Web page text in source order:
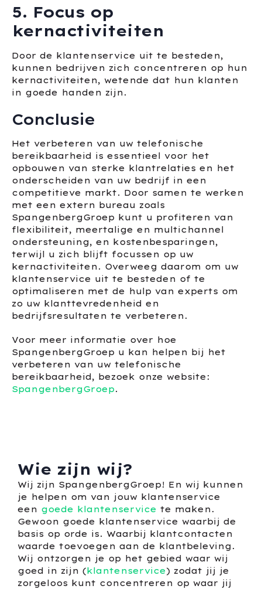
5. Focus op
kernactiviteiten
Door de klantenservice uit te besteden,
kunnen bedrijven zich concentreren op hun
kernactiviteiten, wetende dat hun klanten
in goede handen zijn.
Conclusie
Het verbeteren van uw telefonische
bereikbaarheid is essentieel voor het
opbouwen van sterke klantrelaties en het
onderscheiden van uw bedrijf in een
competitieve markt. Door samen te werken
met een extern bureau zoals
SpangenbergGroep kunt u profiteren van
flexibiliteit, meertalige en multichannel
ondersteuning, en kostenbesparingen,
terwijl u zich blijft focussen op uw
kernactiviteiten. Overweeg daarom om uw
klantenservice uit te besteden of te
optimaliseren met de hulp van experts om
zo uw klanttevredenheid en
bedrijfsresultaten te verbeteren.
Voor meer informatie over hoe
SpangenbergGroep u kan helpen bij het
verbeteren van uw telefonische
bereikbaarheid, bezoek onze website:
SpangenbergGroep.
Wie zijn wij?
Wij zijn SpangenbergGroep! En wij kunnen
je helpen om van jouw klantenservice
een goede klantenservice te maken.
Gewoon goede klantenservice waarbij de
basis op orde is. Waarbij klantcontacten
waarde toevoegen aan de klantbeleving.
Wij ontzorgen je op het gebied waar wij
goed in zijn (klantenservice) zodat jij je
zorgeloos kunt concentreren op waar jij